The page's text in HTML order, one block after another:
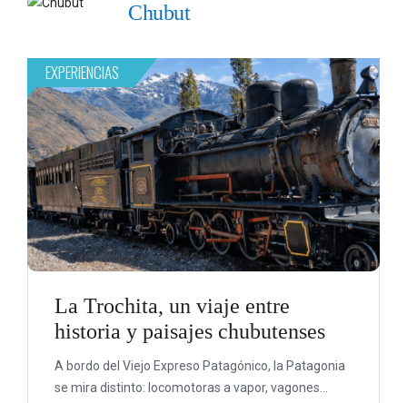
Chubut
EXPERIENCIAS
La Trochita, un viaje entre
historia y paisajes chubutenses
A bordo del Viejo Expreso Patagónico, la Patagonia
se mira distinto: locomotoras a vapor, vagones...